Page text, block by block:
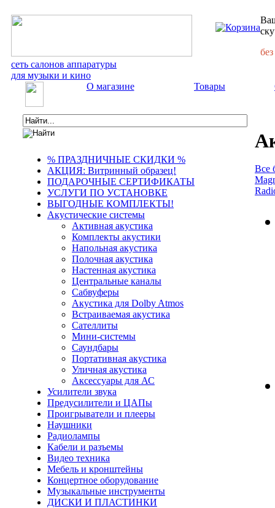
сеть салонов аппаратуры
для музыки и кино
О магазине Товары
% ПРАЗДНИЧНЫЕ СКИДКИ %
АКЦИЯ: Витринный образец!
ПОДАРОЧНЫЕ СЕРТИФИКАТЫ
УСЛУГИ ПО УСТАНОВКЕ
ВЫГОДНЫЕ КОМПЛЕКТЫ!
Акустические системы
Активная акустика
Комплекты акустики
Напольная акустика
Полочная акустика
Настенная акустика
Центральные каналы
Сабвуферы
Акустика для Dolby Atmos
Встраиваемая акустика
Сателлиты
Мини-системы
Саундбары
Портативная акустика
Уличная акустика
Аксессуары для АС
Усилители звука
Предусилители и ЦАПы
Проигрыватели и плееры
Наушники
Радиолампы
Кабели и разъемы
Видео техника
Мебель и кронштейны
Концертное оборудование
Музыкальные инструменты
ДИСКИ И ПЛАСТИНКИ
Все